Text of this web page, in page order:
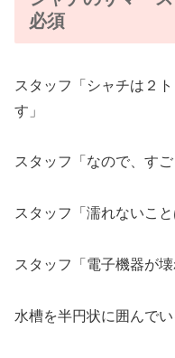
必須
スタッフ「シャチは２
す」
スタッフ「なので、すご
スタッフ「濡れないこと
スタッフ「電子機器が
水槽を半円状に囲んでい